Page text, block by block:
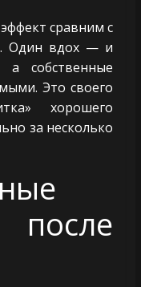
сравним с
Один вдох — и
собственные
Это своего
хорошего
за несколько